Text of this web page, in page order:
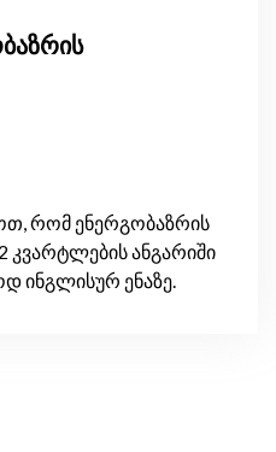
რომ ენერგობაზრის
კვარტლების ანგარიში
ინგლისურ ენაზე.